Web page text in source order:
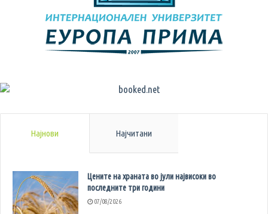
Најнови Најчитани
Цените на храната во јули највисоки во
последните три години
07/08/2026